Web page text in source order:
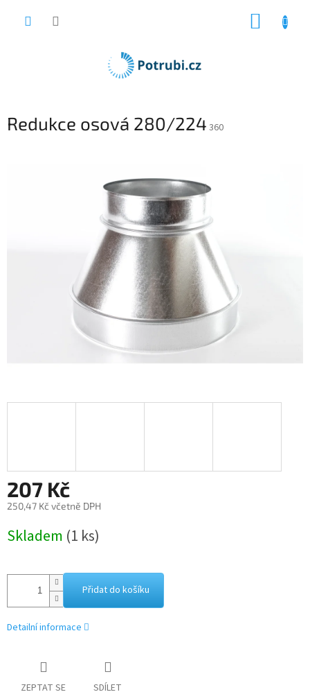
Redukce osová 280/224 360
207 Kč
250,47 Kč včetně DPH
cena:
Skladem (1 ks)
Přidat do košíku
Detailní informace
ZEPTAT SE SDÍLET